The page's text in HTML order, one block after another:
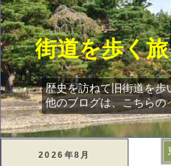
街道を歩く旅
歴史を訪ねて旧街道を歩
他のブログは、こちらの
2026年8月